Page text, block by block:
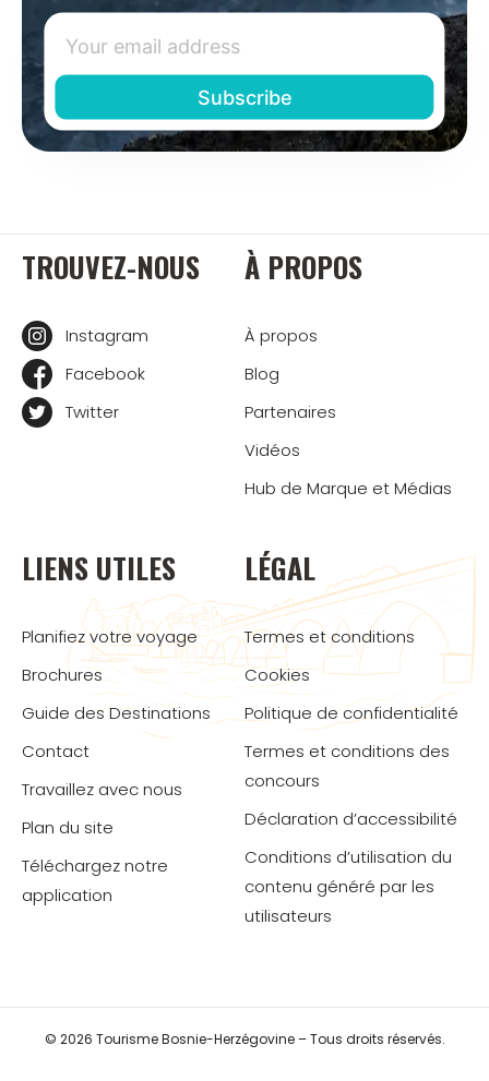
TROUVEZ-NOUS
Instagram
Facebook
Twitter
À PROPOS
À propos
Blog
Partenaires
Vidéos
Hub de Marque et Médias
LIENS UTILES
Planifiez votre voyage
Brochures
Guide des Destinations
Contact
Travaillez avec nous
Plan du site
Téléchargez notre
application
LÉGAL
Termes et conditions
Cookies
Politique de confidentialité
Termes et conditions des
concours
Déclaration d’accessibilité
Conditions d’utilisation du
contenu généré par les
utilisateurs
© 2026 Tourisme Bosnie-Herzégovine – Tous droits réservés.